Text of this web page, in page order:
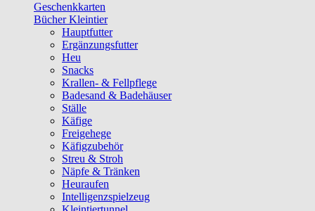
Geschenkkarten
Bücher Kleintier
Hauptfutter
Ergänzungsfutter
Heu
Snacks
Krallen- & Fellpflege
Badesand & Badehäuser
Ställe
Käfige
Freigehege
Käfigzubehör
Streu & Stroh
Näpfe & Tränken
Heuraufen
Intelligenzspielzeug